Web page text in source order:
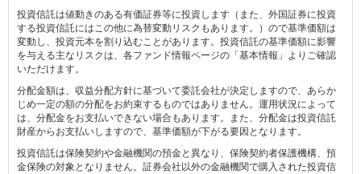
投資信託は値動きのある有価証券等に投資します（また、外国証券に投資
する投資信託にはこの他に為替変動リスクもあります。）ので基準価額は
変動し、投資元本を割り込むことがあります。投資信託の基準価額に影響
を与える主なリスクは、各ファンド情報ページの「基本情報」よりご確認
いただけます。
分配金額は、収益分配方針に基づいて委託会社が決定しますので、あらか
じめ一定の額の分配をお約束するものではありません。運用状況によって
は、分配金をお支払いできない場合もあります。また、分配金は投資信託
財産からお支払いしますので、基準価額が下がる要因となります。
投資信託は保険契約や金融機関の預金と異なり、保険契約者保護機構、預
金保険の対象となりません。証券会社以外の金融機関で購入された投資信